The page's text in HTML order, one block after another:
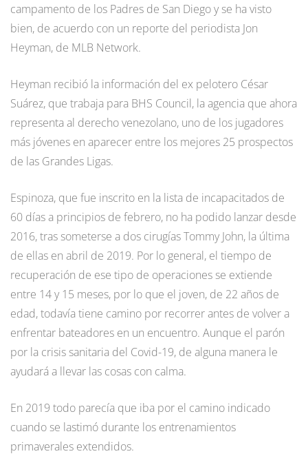
campamento de los Padres de San Diego y se ha visto
bien, de acuerdo con un reporte del periodista Jon
Heyman, de MLB Network.
Heyman recibió la información del ex pelotero César
Suárez, que trabaja para BHS Council, la agencia que ahora
representa al derecho venezolano, uno de los jugadores
más jóvenes en aparecer entre los mejores 25 prospectos
de las Grandes Ligas.
Espinoza, que fue inscrito en la lista de incapacitados de
60 días a principios de febrero, no ha podido lanzar desde
2016, tras someterse a dos cirugías Tommy John, la última
de ellas en abril de 2019. Por lo general, el tiempo de
recuperación de ese tipo de operaciones se extiende
entre 14 y 15 meses, por lo que el joven, de 22 años de
edad, todavía tiene camino por recorrer antes de volver a
enfrentar bateadores en un encuentro. Aunque el parón
por la crisis sanitaria del Covid-19, de alguna manera le
ayudará a llevar las cosas con calma.
En 2019 todo parecía que iba por el camino indicado
cuando se lastimó durante los entrenamientos
primaverales extendidos.